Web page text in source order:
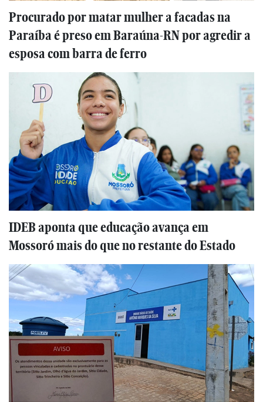
Procurado por matar mulher a facadas na
Paraíba é preso em Baraúna-RN por agredir a
esposa com barra de ferro
IDEB aponta que educação avança em
Mossoró mais do que no restante do Estado